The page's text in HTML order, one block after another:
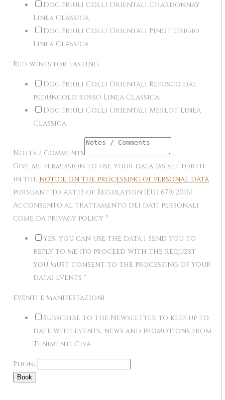
Doc Friuli Colli Orientali Chardonnay
Linea Classica
Doc Friuli Colli Orientali Pinot grigio
Linea Classica
Red wines for tasting
Doc Friuli Colli Orientali Refosco dal
peduncolo rosso Linea Classica
Doc Friuli Colli Orientali Merlot Linea
Classica
Notes / Comments
Give me permission to use your data (as set forth
in the notice on the processing of personal data
pursuant to art.13 of Regulation (EU) 679/2016)
Acconsento al trattamento dei dati personali
come da privacy policy *
Yes, you can use the data I send you to
reply to me (to proceed with the request
you must consent to the processing of your
data) Events *
Eventi e manifestazioni
Subscribe to the Newsletter to keep up to
date with events, news and promotions from
Tenimenti Civa
Phone
Book